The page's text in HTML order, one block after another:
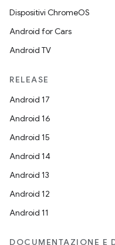
Dispositivi ChromeOS
Android for Cars
Android TV
RELEASE
Android 17
Android 16
Android 15
Android 14
Android 13
Android 12
Android 11
DOCUMENTAZIONE E